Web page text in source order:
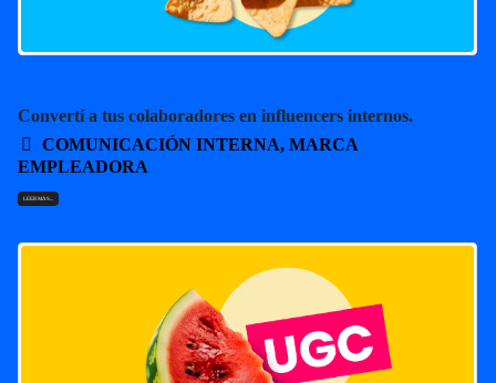
Convertí a tus colaboradores en influencers internos.
COMUNICACIÓN INTERNA, MARCA
EMPLEADORA
LEER MÁS...